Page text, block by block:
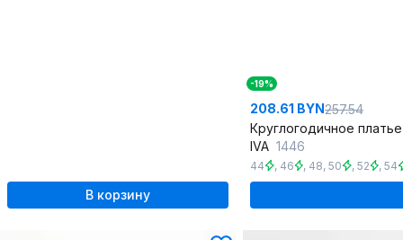
В корзину
-19%
208.61 BYN257.54
IVA 1446
44 , 46 , 48, 50 , 52 , 54